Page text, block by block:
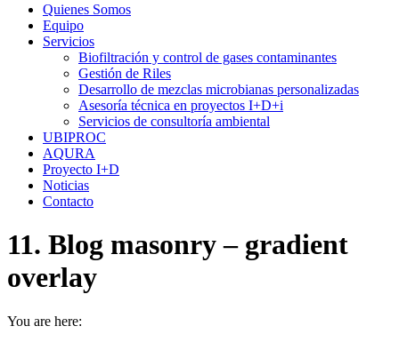
Linkedin
page
opens
Instagram
page
opens
Quienes Somos
Equipo
Servicios
Biofiltración y control de gases contaminantes
Gestión de Riles
Desarrollo de mezclas microbianas personalizadas
Asesoría técnica en proyectos I+D+i
Servicios de consultoría ambiental
UBIPROC
AQURA
Proyecto I+D
Noticias
Contacto
11. Blog masonry – gradient
overlay
You are here: